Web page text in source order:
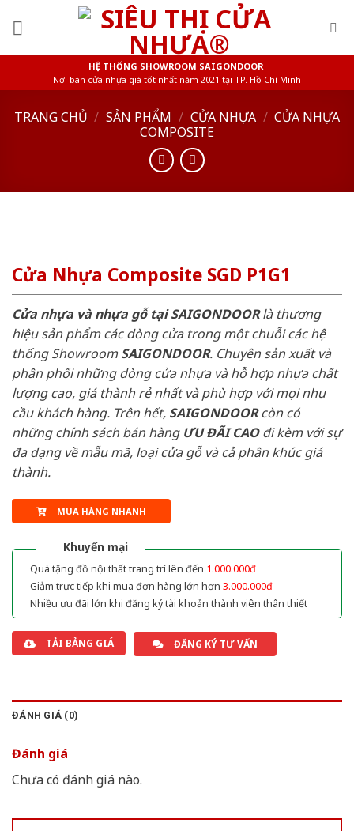
HỆ THỐNG SHOWROOM SAIGONDOOR
Nơi bán cửa nhựa giá tốt nhất năm 2021 tại TP. Hồ Chí Minh
TRANG CHỦ / SẢN PHẨM / CỬA NHỰA / CỬA NHỰA
COMPOSITE
Cửa Nhựa Composite SGD P1G1
Cửa nhựa và nhựa gỗ tại SAIGONDOORlà thương
hiệu sản phẩm các dòng cửa trong một chuỗi các hệ
thống ShowroomSAIGONDOOR. Chuyên sản xuất và
phân phối những dòng cửa nhựa và hỗ hợp nhựa chất
lượng cao, giá thành rẻ nhất và phù hợp với mọi nhu
cầu khách hàng. Trên hết, SAIGONDOORcòn có
những chính sách bán hàng ƯU ĐÃI CAOđi kèm với sự
đa dạng về mẫu mã, loại cửa gỗ và cả phân khúc giá
thành.
MUA HÀNG NHANH
Khuyến mại
Quà tặng đồ nội thất trang trí lên đến 1.000.000đ
Giảm trực tiếp khi mua đơn hàng lớn hơn 3.000.000đ
Nhiều ưu đãi lớn khi đăng ký tài khoản thành viên thân thiết
TẢI BẢNG GIÁ ĐĂNG KÝ TƯ VẤN
ĐÁNH GIÁ (0)
Đánh giá
Chưa có đánh giá nào.